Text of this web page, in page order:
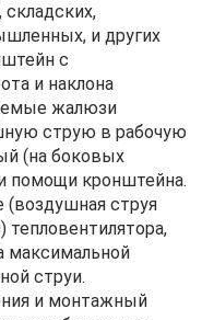
и других
с
и наклона
жалюзи
струю в рабочую
(на боковых
помощи кронштейна.
(воздушная струя
тепловентилятора,
максимальной
струи.
и монтажный